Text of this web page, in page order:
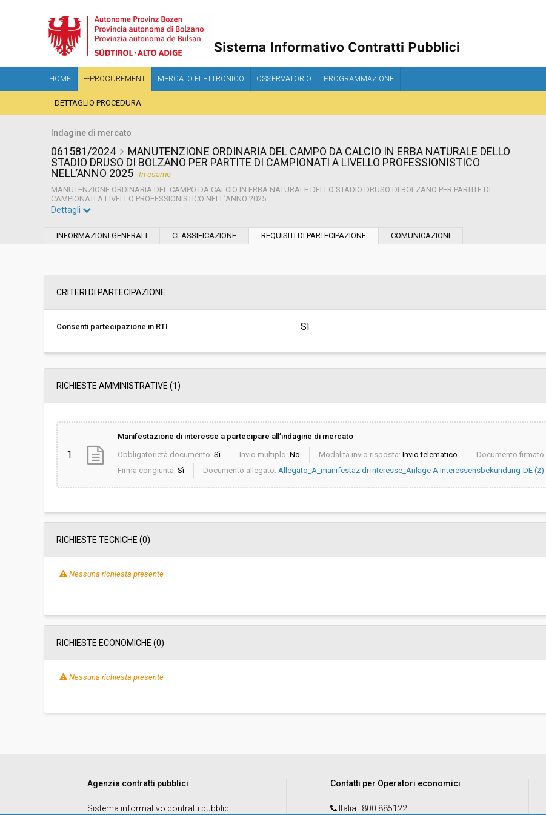
HOME E-PROCUREMENT MERCATO ELETTRONICO OSSERVATORIO PROGRAMMAZIONE
DETTAGLIO PROCEDURA
Indagine di mercato
061581/2024
MANUTENZIONE ORDINARIA DEL CAMPO DA CALCIO IN ERBA NATURALE DELLO
STADIO DRUSO DI BOLZANO PER PARTITE DI CAMPIONATI A LIVELLO PROFESSIONISTICO
NELL’ANNO 2025 In esame
MANUTENZIONE ORDINARIA DEL CAMPO DA CALCIO IN ERBA NATURALE DELLO STADIO DRUSO DI BOLZANO PER PARTITE DI
CAMPIONATI A LIVELLO PROFESSIONISTICO NELL’ANNO 2025
ribasso:
Link al fascicolo trasparenza:
Dettagli
INFORMAZIONI GENERALI CLASSIFICAZIONE REQUISITI DI PARTECIPAZIONE COMUNICAZIONI
CRITERI DI PARTECIPAZIONE
Consenti partecipazione in RTI Sì
RICHIESTE AMMINISTRATIVE (1)
1
Manifestazione di interesse a partecipare all’indagine di mercato
Obbligatorietà documento: Sì Invio multiplo: No Modalità invio risposta: Invio telematico Documento
Firma congiunta: Sì Documento allegato: Allegato_A_manifestaz di interesse_Anlage A Interessensbekundung-DE
RICHIESTE TECNICHE (0)
Nessuna richiesta presente
RICHIESTE ECONOMICHE (0)
Nessuna richiesta presente
Agenzia contratti pubblici
Sistema informativo contratti pubblici
Contatti per Operatori economici
Italia : 800 885122